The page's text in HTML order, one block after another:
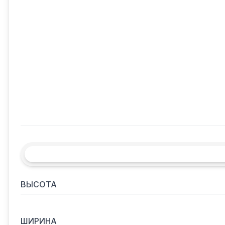
ВЫСОТА
ШИРИНА